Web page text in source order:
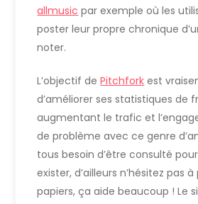
allmusic par exemple où les
poster leur propre chronique
noter.
L’objectif dePitchfork est
d’améliorer ses statistiques de
augmentant le trafic et
de problème avec ce genre
tous besoin d’être consulté
exister, d’ailleurs n’hésitez pas
papiers, ça aide beaucoup ! Le